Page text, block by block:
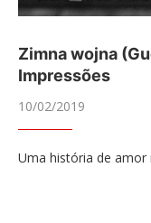
Zimna wojna
Impressões
10/02/2019
Uma história de